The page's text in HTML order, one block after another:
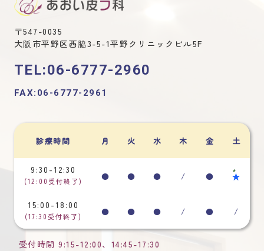
〒547-0035
大阪市平野区西脇3-5-1平野クリニックビル5F
TEL:06-6777-2960
FAX:06-6777-2961
診療時間 月 火 水 木 金 土
9:30-12:30
(12:00受付終了) ● ● ● / ● *
★
15:00-18:00
(17:30受付終了) ● ● ● / ● /
受付時間9:15-12:00、 14:45-17:30